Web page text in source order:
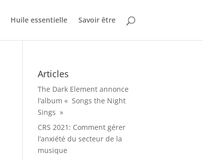
Huile essentielle Savoir être
Articles
The Dark Element annonce
l’album « Songs the Night
Sings »
CRS 2021: Comment gérer
l’anxiété du secteur de la
musique